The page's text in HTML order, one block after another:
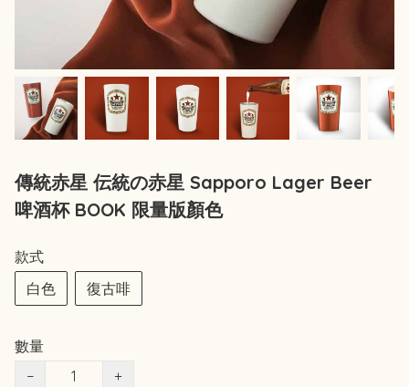
傳統赤星 伝統の赤星 Sapporo Lager Beer
啤酒杯 BOOK 限量版顏色
款式
白色
復古啡
數量
−
+